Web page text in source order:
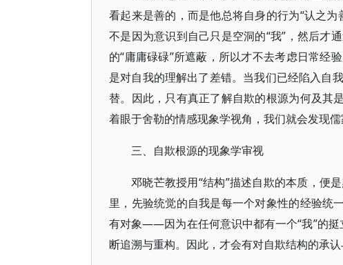
看起来是善的，而是他总将自身的行为“认之
不是因为意识到自己只是空洞的“我”，然后才
的“庸庸碌碌”所遮蔽，所以才不去考虑日常经
是对自我的理解出了差错。当我们已经陷入自
替。因此，只有真正了解自欺的根源为何及其
着眼于舍勒的情感现象学视角，我们就会发现
三、自欺根源的现象学审视
邓晓芒教授用“结构”描述自欺的本质，便
里，先验统觉的自我是每一个对象性的经验统
有对象——因为在任何意识中都有一个“我”的挺
断追溯与重构。因此，才会有对自欺结构的承认